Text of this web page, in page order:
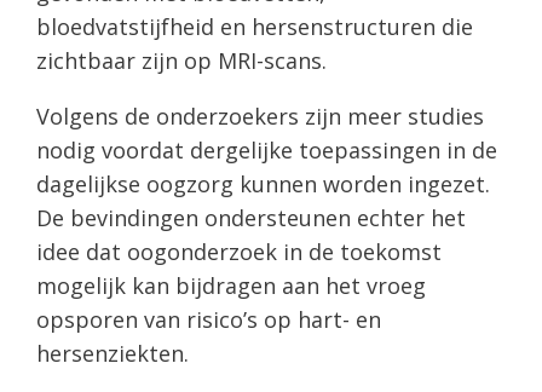
bloedvatstijfheid en hersenstructuren die
zichtbaar zijn op MRI-scans.
Volgens de onderzoekers zijn meer studies
nodig voordat dergelijke toepassingen in de
dagelijkse oogzorg kunnen worden ingezet.
De bevindingen ondersteunen echter het
idee dat oogonderzoek in de toekomst
mogelijk kan bijdragen aan het vroeg
opsporen van risico’s op hart- en
hersenziekten.